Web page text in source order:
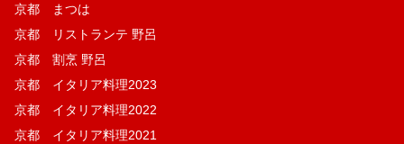
京都 まつは
京都 リストランテ 野呂
京都 割烹 野呂
京都 イタリア料理2023
京都 イタリア料理2022
京都 イタリア料理2021